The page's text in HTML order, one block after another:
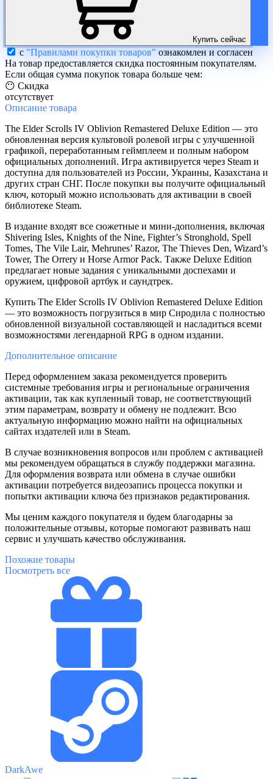
Купить сейчас
с "Правилами покупки товаров" ознакомлен и согласен
На товар предоставляется скидка постоянным покупателям.
Если общая сумма покупок товара больше чем:
😶 Скидка
отсутствует
Описание товара
The Elder Scrolls IV Oblivion Remastered Deluxe Edition — это
обновленная версия культовой ролевой игры с улучшенной
графикой, переработанным геймплеем и полным набором
официальных дополнений. Игра активируется через Steam и
доступна для пользователей из России, Украины, Казахстана и
других стран СНГ. После покупки вы получите официальный
ключ, который можно использовать для активации в своей
библиотеке Steam.
В издание входят все сюжетные и мини-дополнения, включая
Shivering Isles, Knights of the Nine, Fighter’s Stronghold, Spell
Tomes, The Vile Lair, Mehrunes’ Razor, The Thieves Den, Wizard’s
Tower, The Orrery и Horse Armor Pack. Также Deluxe Edition
предлагает новые задания с уникальными доспехами и
оружием, цифровой артбук и саундтрек.
Купить The Elder Scrolls IV Oblivion Remastered Deluxe Edition
— это возможность погрузиться в мир Сиродила с полностью
обновленной визуальной составляющей и насладиться всеми
возможностями легендарной RPG в одном издании.
Дополнительное описание
Перед оформлением заказа рекомендуется проверить
системные требования игры и региональные ограничения
активации, так как купленный товар, не соответствующий
этим параметрам, возврату и обмену не подлежит. Всю
актуальную информацию можно найти на официальных
сайтах издателей или в Steam.
В случае возникновения вопросов или проблем с активацией
мы рекомендуем обращаться в службу поддержки магазина.
Для оформления возврата или обмена в случае ошибки
активации потребуется видеозапись процесса покупки и
попытки активации ключа без признаков редактирования.
Мы ценим каждого покупателя и будем благодарны за
положительные отзывы, которые помогают развивать наш
сервис и улучшать качество обслуживания.
Похожие товары
Посмотреть все
DarkAwe